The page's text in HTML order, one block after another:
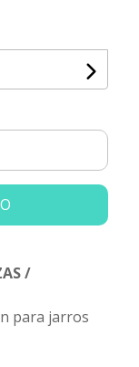
/
para jarros